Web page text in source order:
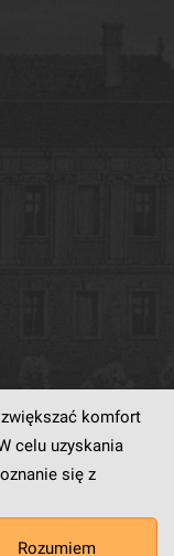
komfort
celu uzyskania
się z
Rozumiem